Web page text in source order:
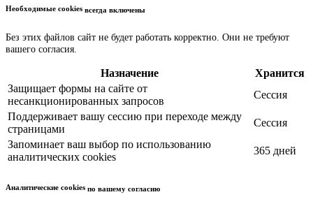
Необходимые cookies всегда включены
Без этих файлов сайт не будет работать корректно. Они не требуют
вашего согласия.
Назначение
Хранится
Защищает формы на сайте от
несанкционированных запросов
Сессия
Поддерживает вашу сессию при переходе между
страницами
Сессия
Запоминает ваш выбор по использованию
аналитических cookies
365 дней
Аналитические cookies по вашему согласию